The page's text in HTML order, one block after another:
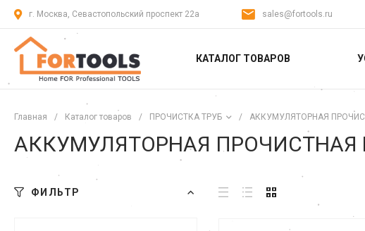
г. Москва, Севастопольский проспект 22а sales@fortools.ru
КАТАЛОГ ТОВАРОВ
Главная / Каталог товаров / ПРОЧИСТКА ТРУБ / АККУМУЛЯТОРНАЯ
АККУМУЛЯТОРНАЯ
ФИЛЬТР